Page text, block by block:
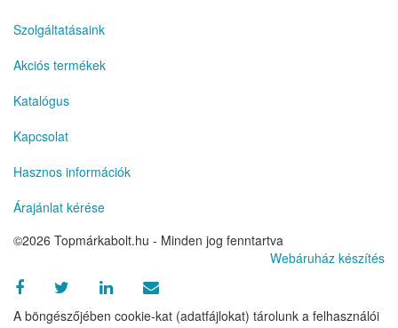
Szolgáltatásaink
Akciós termékek
Katalógus
Kapcsolat
Hasznos információk
Árajánlat kérése
©2026 Topmárkabolt.hu - Minden jog fenntartva
Webáruház készítés
A böngészőjében cookie-kat (adatfájlokat) tárolunk a felhasználói